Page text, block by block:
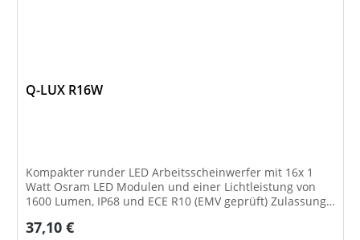
Q-LUX R16W
Kompakter runder LED Arbeitsscheinwerfer mit 16x 1
Watt Osram LED Modulen und einer Lichtleistung von
1600 Lumen, IP68 und ECE R10 (EMV geprüft) Zulassung.
R148 Zulassung und ist somit als Rückfahrscheinwerfer
Regulärer Preis:
37,10 €